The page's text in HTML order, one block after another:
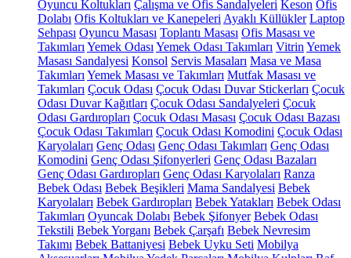
Oyuncu Koltukları Çalışma ve Ofis Sandalyeleri Keson Ofis
Dolabı Ofis Koltukları ve Kanepeleri Ayaklı Küllükler Laptop
Sehpası Oyuncu Masası Toplantı Masası Ofis Masası ve
Takımları Yemek Odası Yemek Odası Takımları Vitrin Yemek
Masası Sandalyesi Konsol Servis Masaları Masa ve Masa
Takımları Yemek Masası ve Takımları Mutfak Masası ve
Takımları Çocuk Odası Çocuk Odası Duvar Stickerları Çocuk
Odası Duvar Kağıtları Çocuk Odası Sandalyeleri Çocuk
Odası Gardıropları Çocuk Odası Masası Çocuk Odası Bazası
Çocuk Odası Takımları Çocuk Odası Komodini Çocuk Odası
Karyolaları Genç Odası Genç Odası Takımları Genç Odası
Komodini Genç Odası Şifonyerleri Genç Odası Bazaları
Genç Odası Gardıropları Genç Odası Karyolaları Ranza
Bebek Odası Bebek Beşikleri Mama Sandalyesi Bebek
Karyolaları Bebek Gardıropları Bebek Yatakları Bebek Odası
Takımları Oyuncak Dolabı Bebek Şifonyer Bebek Odası
Tekstili Bebek Yorganı Bebek Çarşafı Bebek Nevresim
Takımı Bebek Battaniyesi Bebek Uyku Seti Mobilya